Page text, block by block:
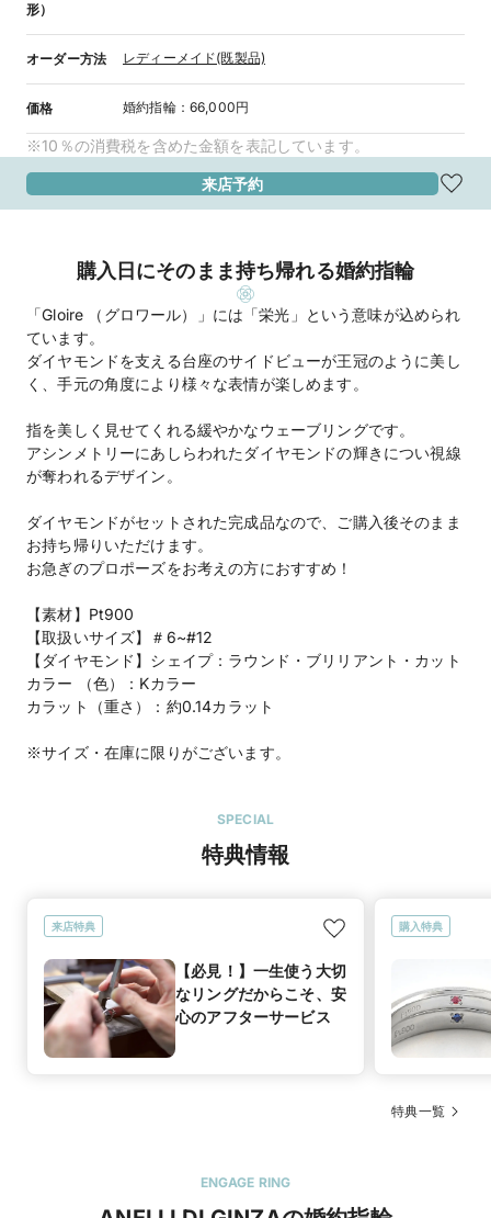
形）
オーダー方法 レディーメイド(既製品)
価格 婚約指輪： 66,000円
※10％の消費税を含めた金額を表記しています。
来店予約
購入日にそのまま持ち帰れる婚約指輪
「Gloire （グロワール）」には「栄光」という意味が込められ
ています。
ダイヤモンドを支える台座のサイドビューが王冠のように美し
く、手元の角度により様々な表情が楽しめます。
指を美しく見せてくれる緩やかなウェーブリングです。
アシンメトリーにあしらわれたダイヤモンドの輝きについ視線
が奪われるデザイン。
ダイヤモンドがセットされた完成品なので、ご購入後そのまま
お持ち帰りいただけます。
お急ぎのプロポーズをお考えの方におすすめ！
【素材】Pt900
【取扱いサイズ】＃6~#12
【ダイヤモンド】シェイプ：ラウンド・ブリリアント・カット
カラー （色）：Kカラー
カラット（重さ）：約0.14カラット
SPECIAL
特典情報
来店特典
【必見！】一生使う大切
なリングだからこそ、安
心のアフターサービス
購入特典
特典一覧
ENGAGE RING